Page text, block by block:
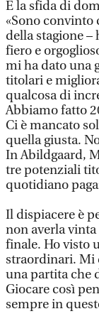
E la sfida di
«Sono convinto
della stagione
fiero e
mi ha dato una
titolari e
qualcosa di
Abbiamo fatto
Ci è mancato
quella giusta.
In Abildgaard,
tre potenziali
quotidiano
Il dispiacere è
non averla
finale. Ho visto
straordinari. Mi
una partita che
Giocare così
sempre in